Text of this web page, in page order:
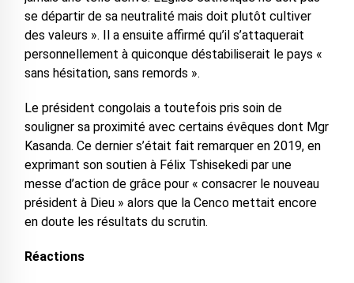
se départir de sa neutralité mais doit plutôt cultiver
des valeurs ». Il a ensuite affirmé qu’il s’attaquerait
personnellement à quiconque déstabiliserait le pays «
sans hésitation, sans remords ».
Le président congolais a toutefois pris soin de
souligner sa proximité avec certains évêques dont Mgr
Kasanda. Ce dernier s’était fait remarquer en 2019, en
exprimant son soutien à Félix Tshisekedi par une
messe d’action de grâce pour « consacrer le nouveau
président à Dieu » alors que la Cenco mettait encore
en doute les résultats du scrutin.
Réactions